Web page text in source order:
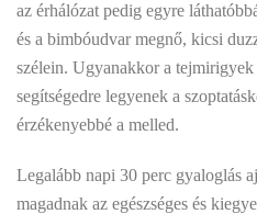
az érhálózat pedig egyre
és a bimbóudvar megnő, kicsi
szélein. Ugyanakkor a
segítségedre legyenek a
érzékenyebbé a melled.
Legalább napi 30 perc gyaloglás
magadnak az egészséges és